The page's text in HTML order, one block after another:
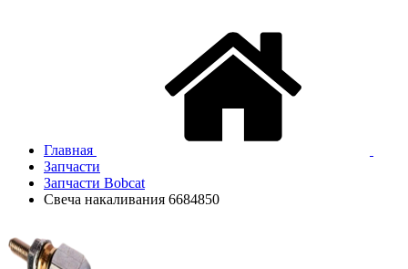
Главная
Запчасти
Запчасти Bobcat
Свеча накаливания 6684850